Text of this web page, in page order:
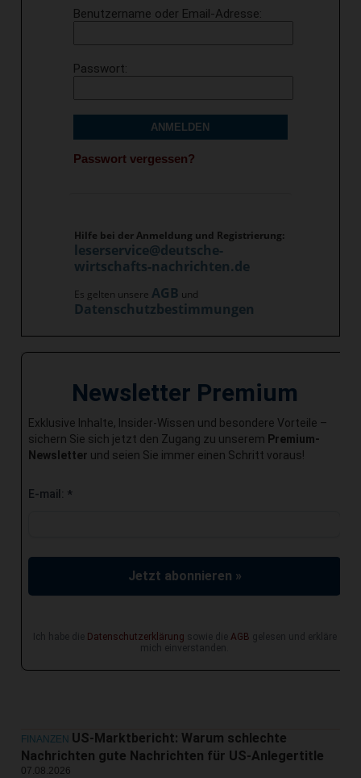
Benutzername oder Email-Adresse
Passwort
ANMELDEN
Passwort vergessen?
Hilfe bei der Anmeldung und Registrierung:
leserservice@deutsche-
wirtschafts-nachrichten.de
Es gelten unsere AGB und
Datenschutzbestimmungen
Newsletter Premium
Exklusive Inhalte, Insider-Wissen und besondere Vorteile –
sichern Sie sich jetzt den Zugang zu unserem Premium-
Newsletter und seien Sie immer einen Schritt voraus!
E-mail: *
Jetzt abonnieren »
Ich habe die Datenschutzerklärung sowie die AGB gelesen und erkläre
mich einverstanden.
FINANZEN US-Marktbericht: Warum schlechte
Nachrichten gute Nachrichten für US-Anlegertitle
07.08.2026